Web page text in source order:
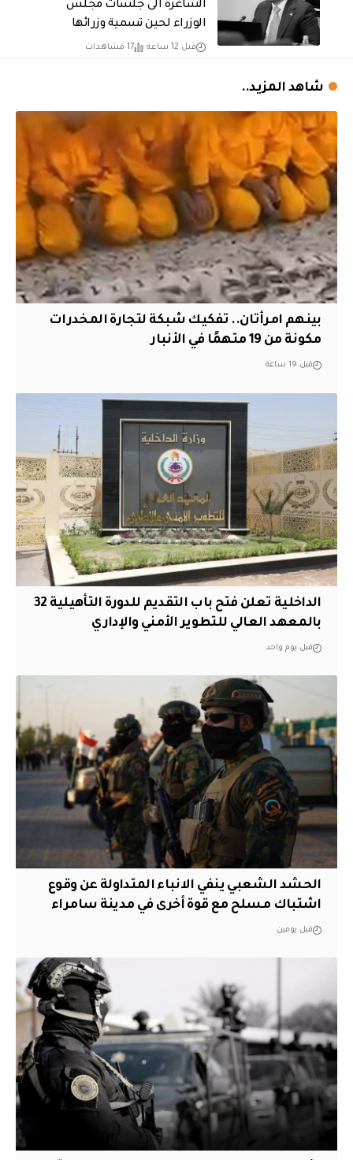
الشاغرة الى جلسات مجلس
الوزراء لحين تسمية وزرائها
قبل 12 ساعة 17 مشاهدات
شاهد المزيد..
بينهم امرأتان.. تفكيك شبكة لتجارة المخدرات
مكونة من 19 متهمًا في الأنبار
قبل 19 ساعة
الداخلية تعلن فتح باب التقديم للدورة التأهيلية 32
بالمعهد العالي للتطوير الأمني والإداري
قبل يوم واحد
الحشد الشعبي ينفي الانباء المتداولة عن وقوع
اشتباك مسلح مع قوة أخرى في مدينة سامراء
قبل يومين